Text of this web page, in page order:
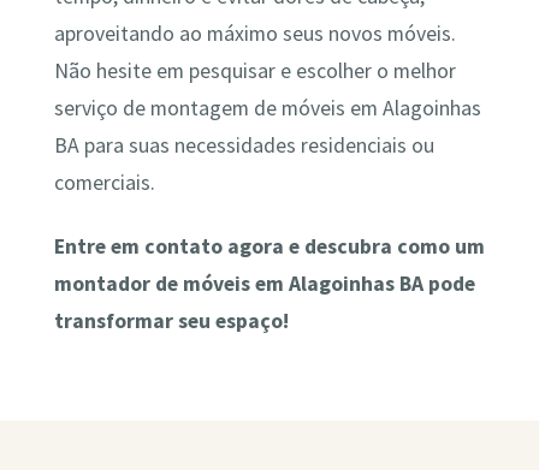
aproveitando ao máximo seus novos móveis.
Não hesite em pesquisar e escolher o melhor
serviço de montagem de móveis em Alagoinhas
BA para suas necessidades residenciais ou
comerciais.
Entre em contato agora e descubra como um
montador de móveis em Alagoinhas BA pode
transformar seu espaço!